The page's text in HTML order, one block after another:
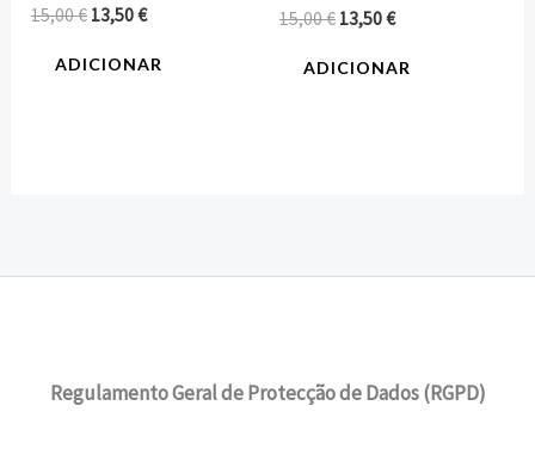
15,00€ 13,50€
ADICIONAR
15,00€ 13,50€
ADICIONAR
Regulamento Geral de Protecção de Dados (RGPD)